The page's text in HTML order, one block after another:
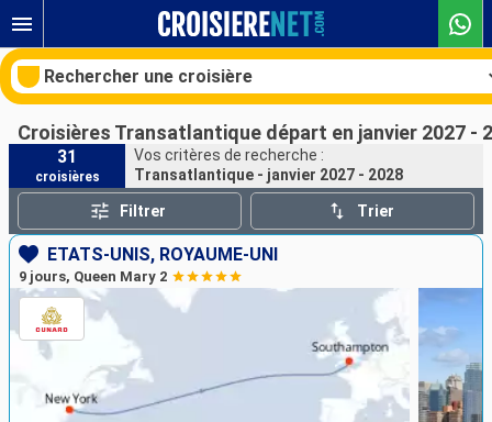
Rechercher une croisière
Nos destinations
Mois de départ
Ports Compagnies
Rechercher
Croisières Transatlantique départ en janvier 2027 -
31
croisières
Vos critères de recherche :
Transatlantique - janvier 2027 - 2028
Filtrer Trier
ÉTATS-UNIS, ROYAUME-UNI
9 jours, Queen Mary 2